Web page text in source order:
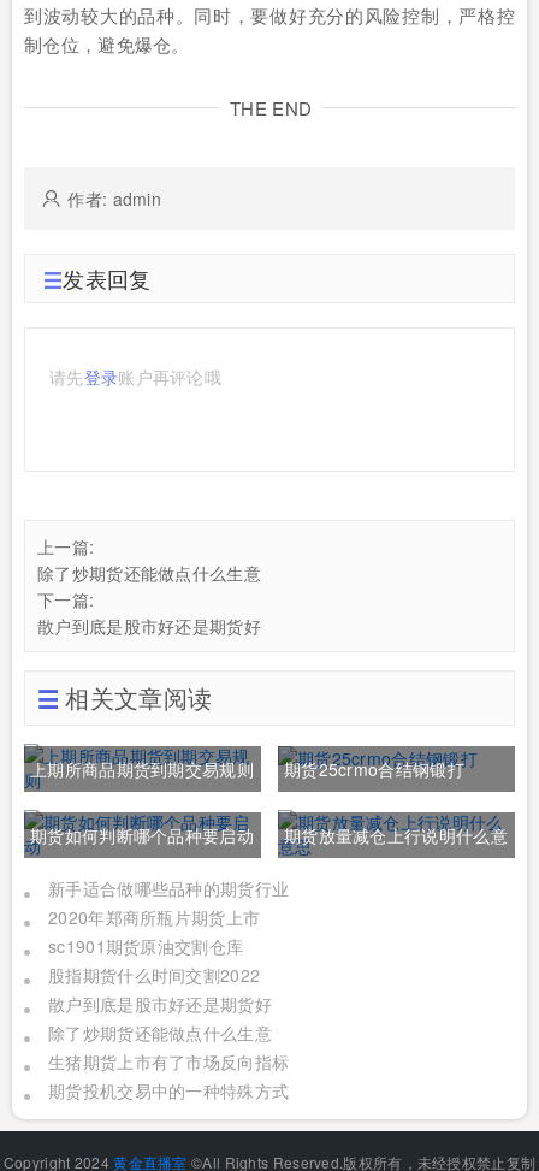
到波动较大的品种。同时，要做好充分的风险控制，严格控
制仓位，避免爆仓。
THE END
作者: admin
发表回复
请先登录账户再评论哦
上一篇:
除了炒期货还能做点什么生意
下一篇:
散户到底是股市好还是期货好
相关文章阅读
上期所商品期货到期交易规则 期货25crmo合结钢锻打
期货如何判断哪个品种要启动
期货放量减仓上行说明什么意
思
新手适合做哪些品种的期货行业
2020年郑商所瓶片期货上市
sc1901期货原油交割仓库
股指期货什么时间交割2022
散户到底是股市好还是期货好
除了炒期货还能做点什么生意
生猪期货上市有了市场反向指标
期货投机交易中的一种特殊方式
Copyright 2024黄金直播室 ©All Rights Reserved.版权所有，未经授权禁止复制